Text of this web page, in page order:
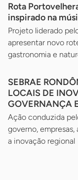
Rota
inspirado na
Projeto liderado
apresentar novo
gastronomia e
SEBRAE
LOCAIS DE
GOVERNANÇA
Ação conduzida
governo,
a inovação regional